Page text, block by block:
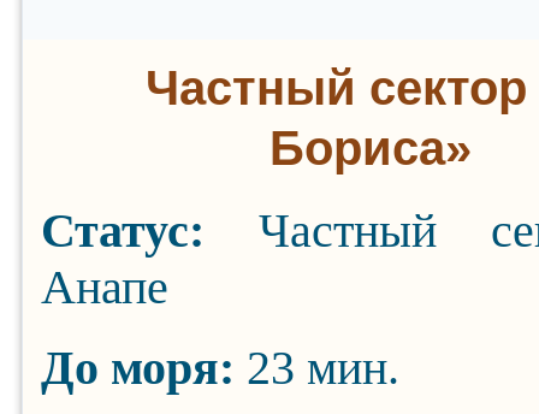
Частный сектор
Бориса»
Статус:Частный
Анапе
До моря: 23 мин.